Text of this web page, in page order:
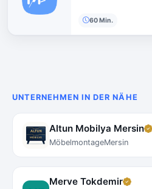
60 Min.
UNTERNEHMEN IN DER NÄHE
Altun Mobilya Mersin
MöbelmontageMersin
Merve Tokdemir